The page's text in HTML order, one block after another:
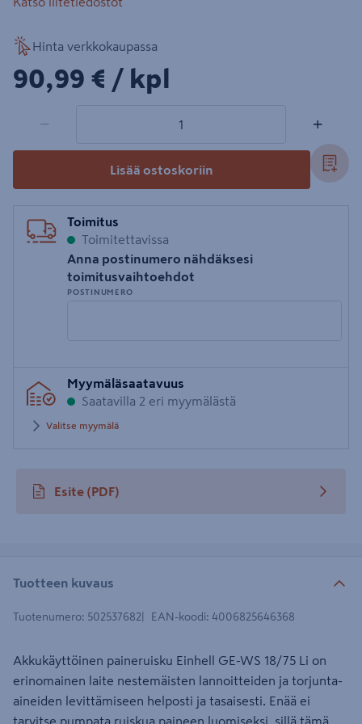
Hinta verkkokaupassa
90,99€/kpl
90,99 € / kpl
− +
Lisää ostoskoriin
Toimitus
Toimitettavissa
Anna postinumero nähdäksesi
toimitusvaihtoehdot
POSTINUMERO
postinumero
Myymäläsaatavuus
Saatavilla 2 eri myymälästä
Valitse myymälä
Esite (PDF)
avautuu uuteen välilehteen
Tuotteen kuvaus
Tuotenumero: 502537682 EAN-koodi: 4006825646368
Akkukäyttöinen paineruisku Einhell GE-WS 18/75 Li on
erinomainen laite nestemäisten lannoitteiden ja torjunta-
aineiden levittämiseen helposti ja tasaisesti. Enää ei
tarvitse pumpata ruiskua paineen luomiseksi, sillä tämä